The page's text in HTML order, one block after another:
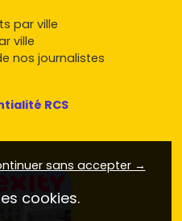
par ville
ville
nos journalistes
RCS
sans accepter →
cookies.